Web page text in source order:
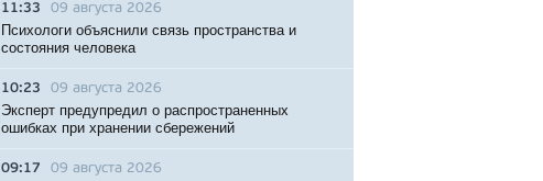
11:33 09 августа 2026
Психологи объяснили связь пространства и
состояния человека
10:23 09 августа 2026
Эксперт предупредил о распространенных
ошибках при хранении сбережений
09:17 09 августа 2026